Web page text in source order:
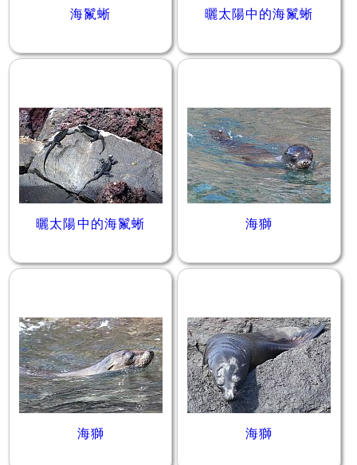
海鬣蜥 曬太陽中的海鬣蜥
曬太陽中的海鬣蜥 海獅
海獅 海獅